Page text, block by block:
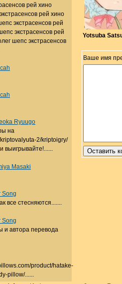
Yotsuba
Ваше имя
рей хино
рей хино
экстрасенсов рей
экстрасенсов рей
шепс экстрасенсов
Ryuugo
на
2/kriptoigry/
выигрывайте!......
Masaki
Song
все стесняются.......
Song
и автора перевода
product/hatake-
pillow/......